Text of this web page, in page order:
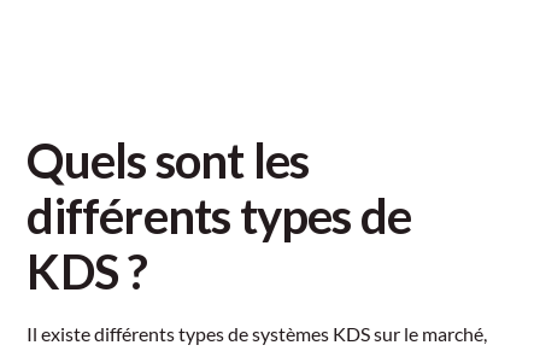
Quels sont les
différents types de
KDS ?
Il existe différents types de systèmes KDS sur le marché,